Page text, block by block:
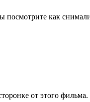
посмотрите как
от этого фильма.